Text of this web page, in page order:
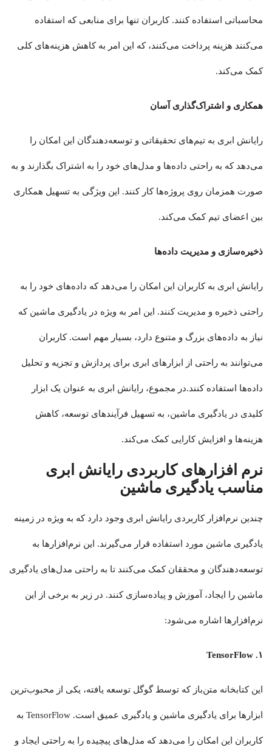
محاسباتی استفاده کنند. کاربران تنها برای منابعی که استفاده
می‌کنند هزینه پرداخت می‌کنند، که این امر به کاهش هزینه‌های کلی
کمک می‌کند.
همکاری و اشتراک‌گذاری آسان
رایانش ابری به تیم‌های تحقیقاتی و توسعه‌دهندگان این امکان را
می‌دهد که به راحتی داده‌ها و مدل‌های خود را به اشتراک بگذارند و به
صورت همزمان روی پروژه‌ها کار کنند. این ویژگی به تسهیل همکاری
بین اعضای تیم کمک می‌کند.
ذخیره‌سازی و مدیریت داده‌ها
رایانش ابری به کاربران این امکان را می‌دهد که داده‌های خود را به
راحتی ذخیره و مدیریت کنند. این امر به ویژه در یادگیری ماشین که
نیاز به داده‌های بزرگ و متنوع دارد، بسیار مهم است. کاربران
می‌توانند به راحتی از ابزارهای ابری برای پردازش و تجزیه و تحلیل
داده‌ها استفاده کنند.در مجموع، رایانش ابری به عنوان یک ابزار
کلیدی در یادگیری ماشین، به تسهیل فرآیندهای توسعه، کاهش
هزینه‌ها و افزایش کارایی کمک می‌کند.
نرم افزارهای کاربردی رایانش ابری
مناسب یادگیری ماشین
چندین نرم‌افزار کاربردی رایانش ابری وجود دارد که به ویژه در زمینه
یادگیری ماشین مورد استفاده قرار می‌گیرند. این نرم‌افزارها به
توسعه‌دهندگان و محققان کمک می‌کنند تا به راحتی مدل‌های یادگیری
ماشین را ایجاد، آموزش و پیاده‌سازی کنند. در زیر به برخی از این
نرم‌افزارها اشاره می‌شود:
۱. TensorFlow
این کتابخانه متن‌باز که توسط گوگل توسعه یافته، یکی از محبوب‌ترین
ابزارها برای یادگیری ماشین و یادگیری عمیق است. TensorFlow به
کاربران این امکان را می‌دهد که مدل‌های پیچیده را به راحتی ایجاد و